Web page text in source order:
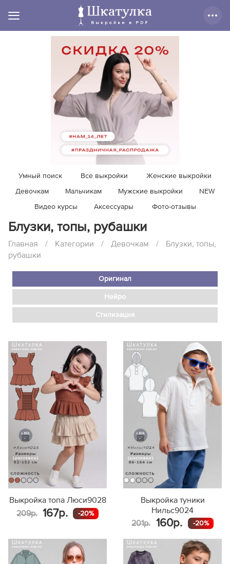
Умный поиск Все выкройки Женские выкройки
Девочкам Мальчикам Мужские выкройки NEW
Видео курсы Аксессуары Фото-отзывы
Блузки, топы, рубашки
Главная / Категории / Девочкам /
Блузки, топы,
рубашки
Выкройка топа Люси9028
209р.
167р. -20%
Выкройка туники
Нильс9024
201р.
160р. -20%
Оригинал
Нейро
Стилизация